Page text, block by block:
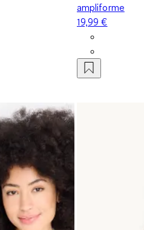
ampliforme
19,99 €